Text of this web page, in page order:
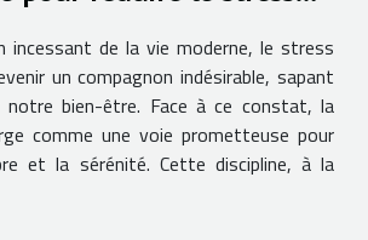
incessant de la vie moderne, le stress
un compagnon indésirable, sapant
bien-être. Face à ce constat, la
comme une voie prometteuse pour
et la sérénité. Cette discipline, à la